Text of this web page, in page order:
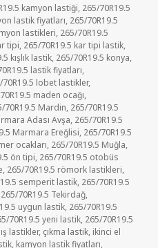
kamyon lastiği, 265/70R19.5
lastik fiyatları, 265/70R19.5
lastikleri, 265/70R19.5
tipi, 265/70R19.5 kar tipi lastik,
kışlık lastik, 265/70R19.5 konya,
lastik fiyatları,
70R19.5 lobet lastikler,
maden ocağı,
70R19.5 Mardin, 265/70R19.5
Adası Avşa, 265/70R19.5
Marmara Ereğlisi, 265/70R19.5
ocakları, 265/70R19.5 Muğla,
ön tipi, 265/70R19.5 otobüs
, 265/70R19.5 römork lastikleri,
semperit lastik, 265/70R19.5
265/70R19.5 Tekirdağ,
uygun lastik, 265/70R19.5
70R19.5 yeni lastik, 265/70R19.5
lastikler, çıkma lastik, ikinci el
, kamyon lastik fiyatları,